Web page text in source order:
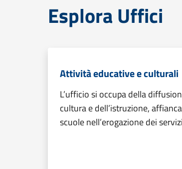
Esplora Uffici
Attività educative e culturali
L’ufficio si occupa della
cultura e dell’istruzione,
scuole nell’erogazione dei